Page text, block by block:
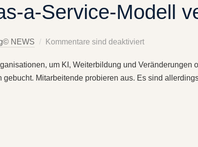
a-Service-Modell
NEWS Kommentare sind deaktiviert
um KI, Weiterbildung und Veränderungen
Mitarbeitende probieren aus. Es sind